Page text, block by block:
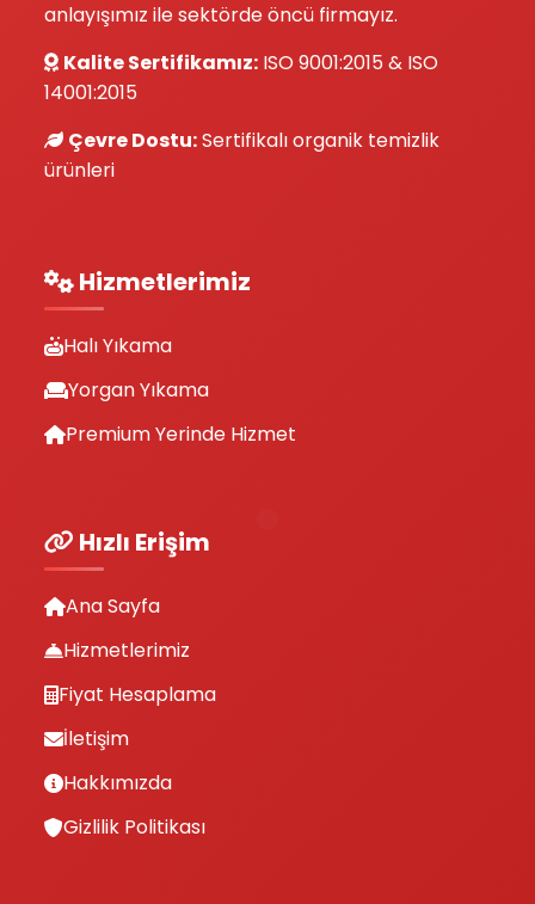
anlayışımız ile sektörde öncü firmayız.
Kalite Sertifikamız: ISO 9001:2015 & ISO
14001:2015
Çevre Dostu:Sertifikalı organik temizlik
ürünleri
Hizmetlerimiz
Halı Yıkama
Yorgan Yıkama
Premium Yerinde Hizmet
Hızlı Erişim
Ana Sayfa
Hizmetlerimiz
Fiyat Hesaplama
İletişim
Hakkımızda
Gizlilik Politikası